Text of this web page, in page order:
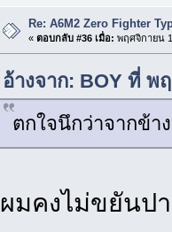
Re: A6M2 Zero Fighter
« ตอบกลับ #36 เมื่อ: พฤศจิกายน
อ้างจาก: BOY ที่ พ
ตกใจนึกว่าจากข้า
ผมคงไม่ขยัน